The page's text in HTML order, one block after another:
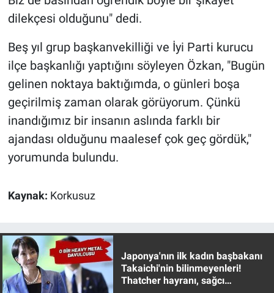
dilekçesi olduğunu" dedi.
Beş yıl grup başkanvekilliği ve İyi Parti kurucu
ilçe başkanlığı yaptığını söyleyen Özkan, "Bugün
gelinen noktaya baktığımda, o günleri boşa
geçirilmiş zaman olarak görüyorum. Çünkü
inandığımız bir insanın aslında farklı bir
ajandası olduğunu maalesef çok geç gördük,"
yorumunda bulundu.
Kaynak: Korkusuz
Japonya'nın ilk kadın başbakanı
Takaichi'nin bilinmeyenleri!
Thatcher hayranı, sağcı
Popüler
Programlar
Sağlık
Spor
Teknoloji
Yerel Gündem
Yerel Yaşam